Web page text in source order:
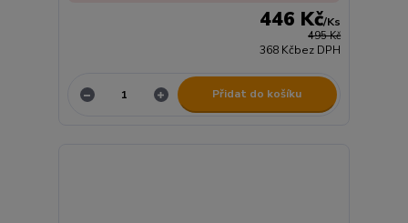
495 Kč
446 Kč/Ks
368 Kčbez DPH
Přidat do košíku